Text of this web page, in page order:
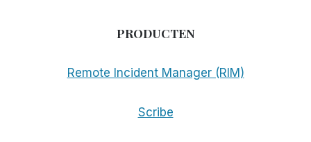
PRODUCTEN
Remote Incident Manager (RIM)
Scribe